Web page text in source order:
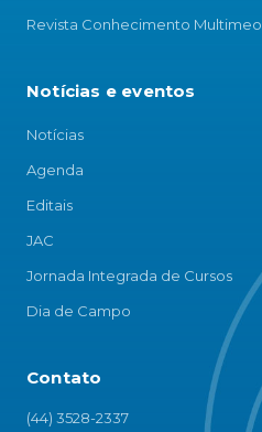
Revista Conhecimento Multimeo
Notícias e eventos
Notícias
Agenda
Editais
JAC
Jornada Integrada de Cursos
Dia de Campo
Contato
(44) 3528-2337